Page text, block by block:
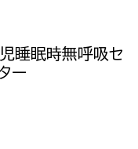
睡眠時無呼吸セ
ー